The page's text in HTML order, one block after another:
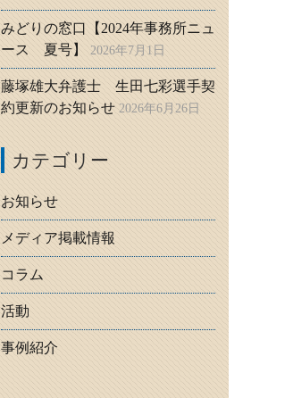
みどりの窓口【2024年事務所ニュ
ース 夏号】
2026年7月1日
藤塚雄大弁護士 生田七彩選手契
約更新のお知らせ 2026年6月26日
カテゴリー
お知らせ
メディア掲載情報
コラム
活動
事例紹介